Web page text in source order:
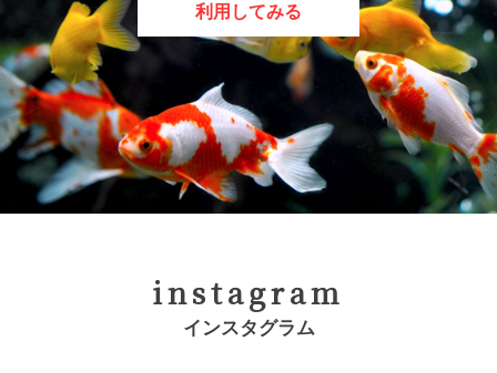
利用してみる
instagram
インスタグラム